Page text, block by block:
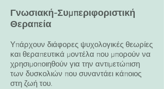
Γνωσιακή-Συμπεριφοριστική
Θεραπεία
Υπάρχουν διάφορες ψυχολογικές θεωρίες
και θεραπευτικά μοντέλα που μπορούν να
χρησιμοποιηθούν για την αντιμετώπιση
των δυσκολιών που συναντάει κάποιος
στη ζωή του.